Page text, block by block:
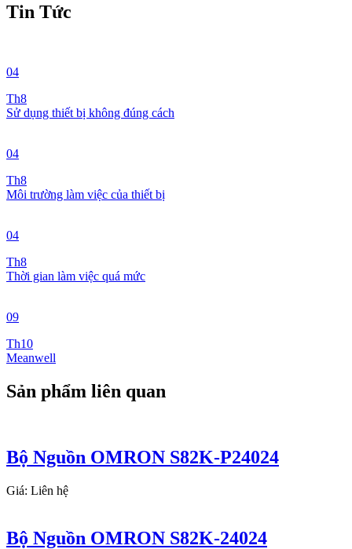
Tin Tức
04
Th8
Sử dụng thiết bị không đúng cách
04
Th8
Môi trường làm việc của thiết bị
04
Th8
Thời gian làm việc quá mức
09
Th10
Meanwell
Sản phẩm liên quan
Bộ Nguồn OMRON S82K-P24024
Giá: Liên hệ
Bộ Nguồn OMRON S82K-24024